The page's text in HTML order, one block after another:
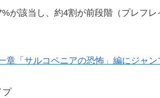
が該当し、約4割が前段階（プレフレ
章「サルコペニアの恐怖」編にジャン
プ